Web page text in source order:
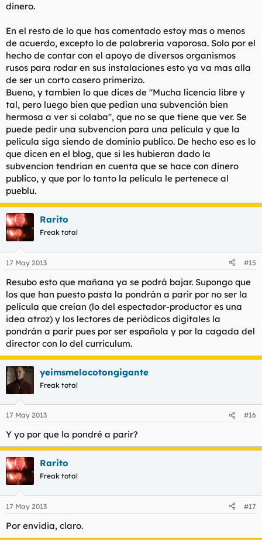
dinero.
En el resto de lo que has comentado estoy mas o menos
de acuerdo, excepto lo de palabreria vaporosa. Solo por el
hecho de contar con el apoyo de diversos organismos
rusos para rodar en sus instalaciones esto ya va mas alla
de ser un corto casero primerizo.
Bueno, y tambien lo que dices de "Mucha licencia libre y
tal, pero luego bien que pedían una subvención bien
hermosa a ver si colaba", que no se que tiene que ver. Se
puede pedir una subvencion para una pelicula y que la
pelicula siga siendo de dominio publico. De hecho eso es lo
que dicen en el blog, que si les hubieran dado la
subvencion tendrian en cuenta que se hace con dinero
publico, y que por lo tanto la pelicula le pertenece al
pueblu.
Rarito
Freak total
17 May 2013 #15
Resubo esto que mañana ya se podrá bajar. Supongo que
los que han puesto pasta la pondrán a parir por no ser la
película que creían (lo del espectador-productor es una
idea atroz) y los lectores de periódicos digitales la
pondrán a parir pues por ser española y por la cagada del
director con lo del curriculum.
yeimsmelocotongigante
Freak total
17 May 2013 #16
Y yo por que la pondré a parir?
Rarito
Freak total
17 May 2013 #17
Por envidia, claro.